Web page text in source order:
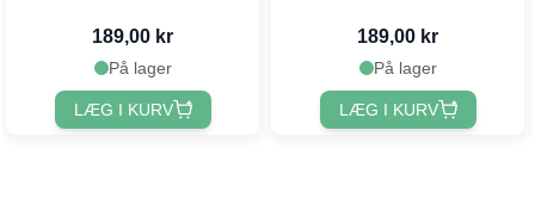
189,00 kr
På lager
LÆG I KURV
189,00 kr
På lager
LÆG I KURV